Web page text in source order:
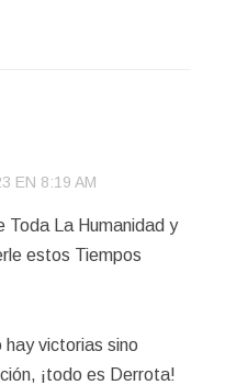
EN 8:19 AM
Toda La Humanidad y
estos Tiempos
hay victorias sino
¡todo es Derrota!